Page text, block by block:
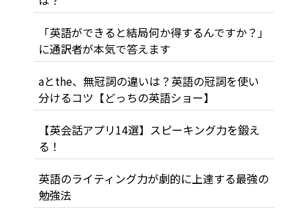
「英語ができると結局何か得するんですか？」
に通訳者が本気で答えます
aとthe、無冠詞の違いは？英語の冠詞を使い
分けるコツ【どっちの英語ショー】
【英会話アプリ14選】スピーキング力を鍛え
る！
英語のライティング力が劇的に上達する最強の
勉強法